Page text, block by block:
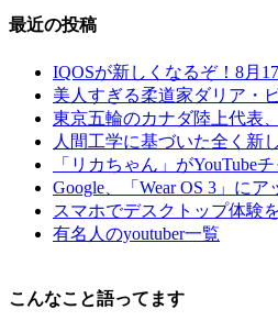
最近の投稿
IQOSが新しくなるぞ！8月
美人すぎる柔道家ダリア・
東京五輪のカナダ陸上代表
人間工学に基づいた全く新
「リカちゃん」がYouTube
Google、「Wear OS 3」に
スマホでデスクトップ体験
有名人のyoutuber一覧
こんなこと語ってます